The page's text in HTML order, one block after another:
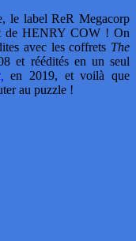
le label ReR Megacorp
de HENRY COW ! On
avec les coffrets The
et réédités en un seul
en 2019, et voilà que
au puzzle !